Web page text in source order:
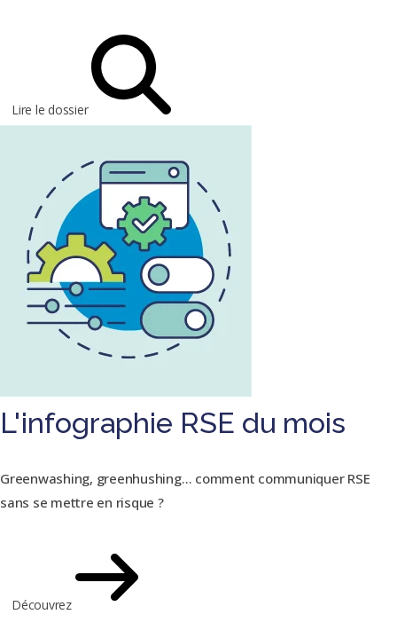
Lire le dossier
L'infographie RSE du mois
Greenwashing, greenhushing… comment communiquer RSE
sans se mettre en risque ?
Découvrez